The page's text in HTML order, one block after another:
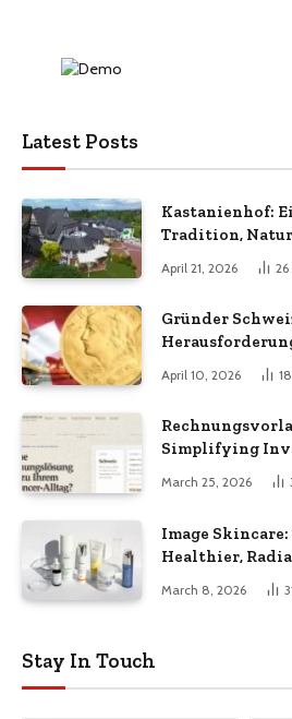
Latest Posts
Kastanienhof:
Tradition,
April 21, 2026 26
Gründer
April 10, 2026 18
Simplifying
March 25, 2026
Image
Healthier,
March 8, 2026
Stay In Touch